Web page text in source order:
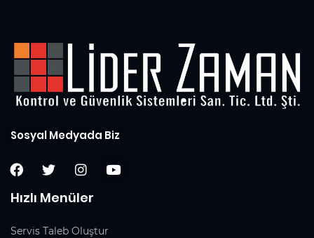
Sosyal Medyada Biz
Hızlı Menüler
Servis Taleb Oluştur